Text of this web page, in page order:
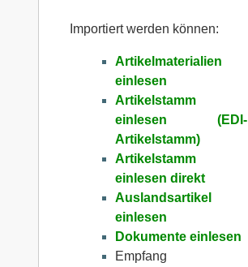
Importiert werden können:
Artikelmaterialien
einlesen
Artikelstamm
einlesen (EDI-
Artikelstamm)
Artikelstamm
einlesen direkt
Auslandsartikel
einlesen
Dokumente einlesen
Empfang